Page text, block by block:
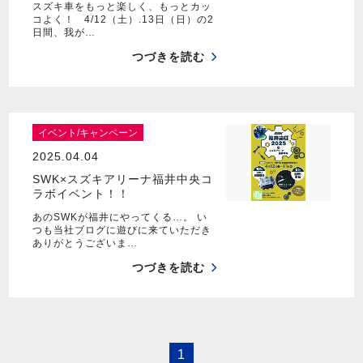
スズキ車をもっと楽しく、もっとカッ
コよく！ 4/12（土）.13日（日）の2
日間、我が…
つづきを読む
イベント/キャンペーン
2025.04.04
SWK×スズキアリーナ福井中央コ
ラボイベント！！
あのSWKが福井にやってくる…。 い
つも当社ブログに遊びに来ていただき
ありがとうございま…
つづきを読む
1